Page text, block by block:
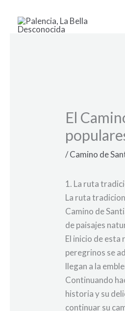
contenido
El
/Camino de
1. La ruta
La ruta
Camino de
de paisajes
El inicio de
peregrinos se
llegan a la
Continuando
historia y su
continuar su